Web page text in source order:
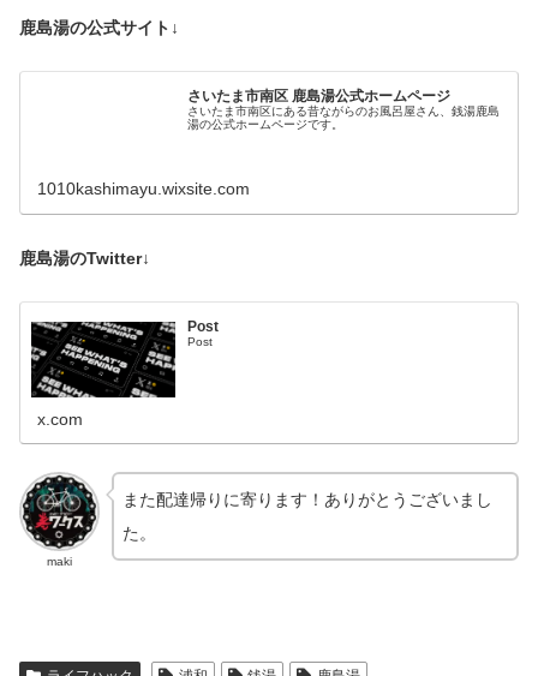
鹿島湯の公式サイト↓
さいたま市南区 鹿島湯公式ホームページ
さいたま市南区にある昔ながらのお風呂屋さん、銭湯鹿島
湯の公式ホームページです。
1010kashimayu.wixsite.com
鹿島湯のTwitter↓
Post
Post
x.com
maki
また配達帰りに寄ります！ありがとうございまし
た。